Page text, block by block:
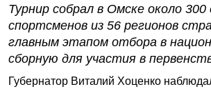
Турнир собрал в Омске около
спортсменов из 56 регионов
главным этапом отбора в
сборную для участия в
Губернатор Виталий Хоценко